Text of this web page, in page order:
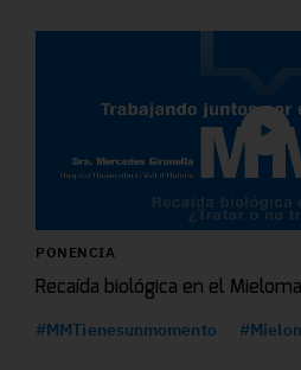
PONENCIA
Recaída biológica en el
#MMTienesunmomento